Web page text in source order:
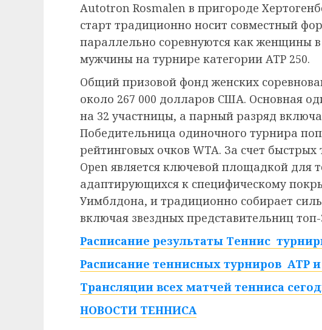
Autotron Rosmalen в пригороде
старт традиционно носит совместный
параллельно соревнуются как женщины
мужчины на турнире категории ATP 250.
Общий призовой фонд женских
около 267 000 долларов США. Основная
на 32 участницы, а парный разряд
Победительница одиночного турнира
рейтинговых очков WTA. За счет
Open является ключевой площадкой для
адаптирующихся к специфическому
Уимблдона, и традиционно собирает
включая звездных представительниц
Расписание результаты Теннис
Расписание теннисных турниров ATP и
Трансляции всех матчей тенниса
НОВОСТИ ТЕННИСА